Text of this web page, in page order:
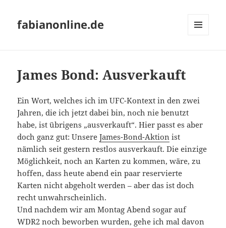
fabianonline.de
James Bond: Ausverkauft
Ein Wort, welches ich im UFC-Kontext in den zwei
Jahren, die ich jetzt dabei bin, noch nie benutzt
habe, ist übrigens „ausverkauft“. Hier passt es aber
doch ganz gut: UnsereJames-Bond-Aktion ist
nämlich seit gestern restlos ausverkauft. Die einzige
Möglichkeit, noch an Karten zu kommen, wäre, zu
hoffen, dass heute abend ein paar reservierte
Karten nicht abgeholt werden – aber das ist doch
recht unwahrscheinlich.
Und nachdem wir am Montag Abend sogar auf
WDR2 noch beworben wurden, gehe ich mal davon